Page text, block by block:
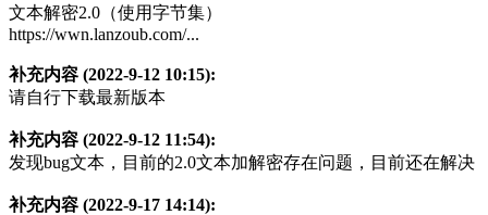
文本解密2.0（使用字节集）
https://wwn.lanzoub.com/...
补充内容 (2022-9-12 10:15):
请自行下载最新版本
补充内容 (2022-9-12 11:54):
发现bug文本，目前的2.0文本加解密存在问题，目前还在解决
补充内容 (2022-9-17 14:14):